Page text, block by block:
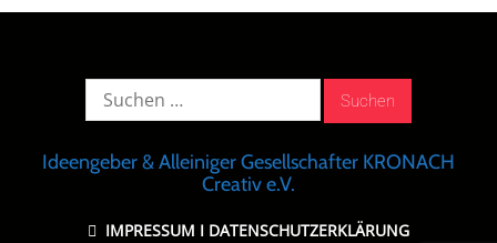
Suche
Ideengeber & Alleiniger Gesellschafter KRONACH
Creativ e.V.
IMPRESSUM I DATENSCHUTZERKLÄRUNG